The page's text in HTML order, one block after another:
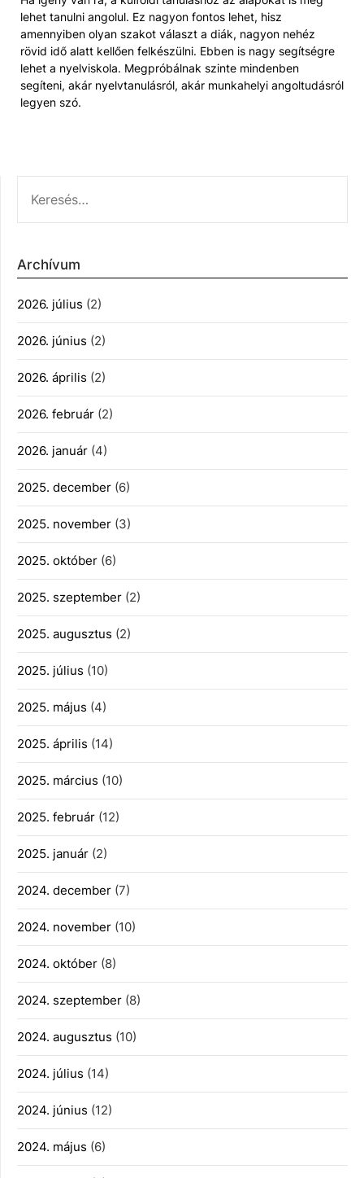
lehet tanulni angolul. Ez nagyon fontos lehet, hisz
amennyiben olyan szakot választ a diák, nagyon nehéz
rövid idő alatt kellően felkészülni. Ebben is nagy segítségre
lehet a nyelviskola. Megpróbálnak szinte mindenben
segíteni, akár nyelvtanulásról, akár munkahelyi angoltudásról
legyen szó.
Archívum
2026. július (2)
2026. június (2)
2026. április (2)
2026. február (2)
2026. január (4)
2025. december (6)
2025. november (3)
2025. október (6)
2025. szeptember (2)
2025. augusztus (2)
2025. július (10)
2025. május (4)
2025. április (14)
2025. március (10)
2025. február (12)
2025. január (2)
2024. december (7)
2024. november (10)
2024. október (8)
2024. szeptember (8)
2024. augusztus (10)
2024. július (14)
2024. június (12)
2024. május (6)